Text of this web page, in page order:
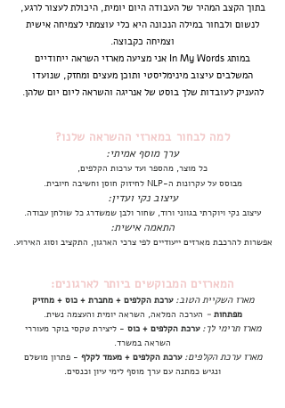
בתוך הקצב המהיר של העבודה היום יומית, היכולת לעצור לרגע,
לנשום ולבחור במילה הנכונה היא כלי עוצמתי לצמיחה אישית
וצמיחה כקבוצה.
במותג In My Words אני מציעה מארזי השראה ייחודיים
המשלבים עיצוב מינימליסטי ותוכן מעצים ומחזק, שנועדו
להעניק לעובדות שלך בוסט של אנריגה והשראה ליום יום שלהן.
למה לבחור במארזי ההשראה שלנו?
ערך מוסף אמיתי:
כל מוצר, מהספר ועד ערכות הקלפים,
מבוסס על עקרונות ה-NLP לחיזוק חוסן וחשיבה חיובית.
עיצוב נקי ועדין:
עיצוב נקי ויוקרתי בגווני ורוד, שחור ולבן שמשדרג כל שולחן עבודה.
התאמה אישית:
אפשרות להרכבת מארזים ייעודיים לפי צרכי הארגון, התקציב וסוג האירוע.
המארזים המבוקשים ביותר לארגונים:
מארז השקיית הטוב:ערכת הקלפים + מחברת + כוס + מחזיק
מפתחות - הערכה המלאה, השראה יומית והעצמה נשית.
מארז תרימי לך: ערכת הקלפים + כוס - ליצירת טקסי בוקר מעוררי
השראה במשרד.
מארז ערכת הקלפים: ערכת הקלפים + מעמד לקלף - פתרון מושלם
ונגיש כמתנה עם ערך מוסף לימי עיון וכנסים.